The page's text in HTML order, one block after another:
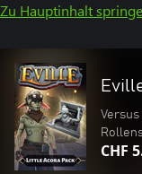
Zu Hauptinhalt
CHF